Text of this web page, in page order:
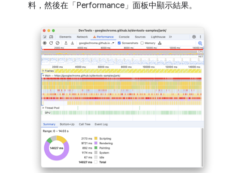
料，然後在「Performance」 面板中顯示結果。